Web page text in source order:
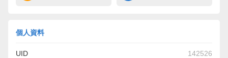
個人資料
UID 142526